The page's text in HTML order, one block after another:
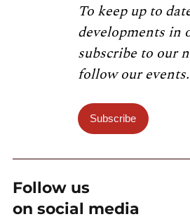
To keep up to
developments in
subscribe to our
follow our events.
Subscribe
Follow us
on social media